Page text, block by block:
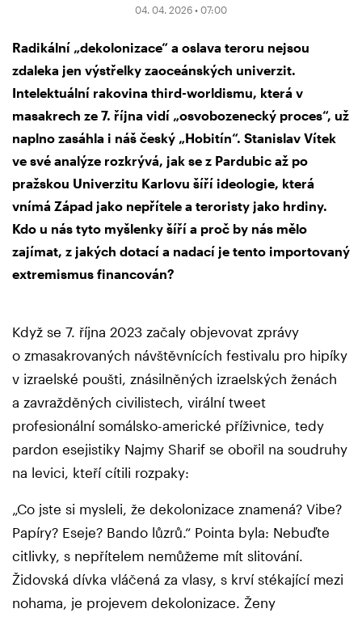
04. 04. 2026 • 07:00
Radikální „dekolonizace“ a oslava teroru nejsou
zdaleka jen výstřelky zaoceánských univerzit.
Intelektuální rakovina third-worldismu, která v
masakrech ze 7. října vidí „osvobozenecký proces“, už
naplno zasáhla i náš český „Hobitín“. Stanislav Vítek
ve své analýze rozkrývá, jak se z Pardubic až po
pražskou Univerzitu Karlovu šíří ideologie, která
vnímá Západ jako nepřítele a teroristy jako hrdiny.
Kdo u nás tyto myšlenky šíří a proč by nás mělo
zajímat, z jakých dotací a nadací je tento importovaný
extremismus financován?
Když se 7. října 2023 začaly objevovat zprávy
o zmasakrovaných návštěvnících festivalu pro hipíky
v izraelské poušti, znásilněných izraelských ženách
a zavražděných civilistech, virální tweet
profesionální somálsko-americké příživnice, tedy
pardon esejistiky Najmy Sharif se obořil na soudruhy
na levici, kteří cítili rozpaky:
„Co jste si mysleli, že dekolonizace znamená? Vibe?
Papíry? Eseje? Bando lůzrů.“ Pointa byla: Nebuďte
citlivky, s nepřítelem nemůžeme mít slitování.
Židovská dívka vláčená za vlasy, s krví stékající mezi
nohama, je projevem dekolonizace. Ženy